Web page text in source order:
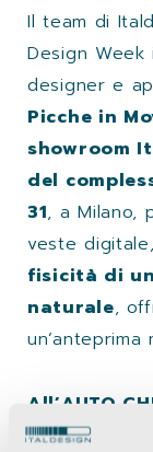
Il team di
Design
designer e
Picche in
showroom
del
31, a Milano,
veste digitale,
fisicità di
naturale,
un’anteprima
All’AUTO
China